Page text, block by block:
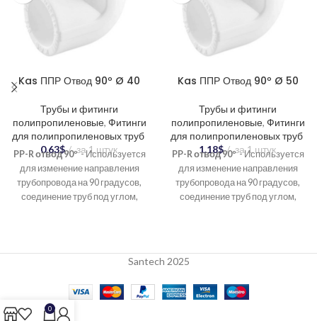
Kas ППР Отвод 90º Ø 40
Трубы и фитинги
полипропиленовые, Фитинги
для полипропиленовых труб
0.63$ за 1 штук
PP-R отвод 90º- Используется
для изменение направления
трубопровода на 90 градусов,
соединение труб под углом,
Kas ППР Отвод 90º Ø 50
Трубы и фитинги
полипропиленовые, Фитинги
для полипропиленовых труб
1.18$ за 1 штук
PP-R отвод 90º- Используется
для изменение направления
трубопровода на 90 градусов,
соединение труб под углом,
Santech 2025
0